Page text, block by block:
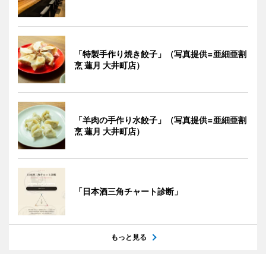
「特製手作り焼き餃子」（写真提供=亜細亜割
烹 蓮月 大井町店）
「羊肉の手作り水餃子」（写真提供=亜細亜割
烹 蓮月 大井町店）
「日本酒三角チャート診断」
もっと見る